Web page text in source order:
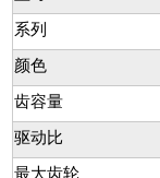
系列
颜色
齿容量
驱动比
最大齿轮